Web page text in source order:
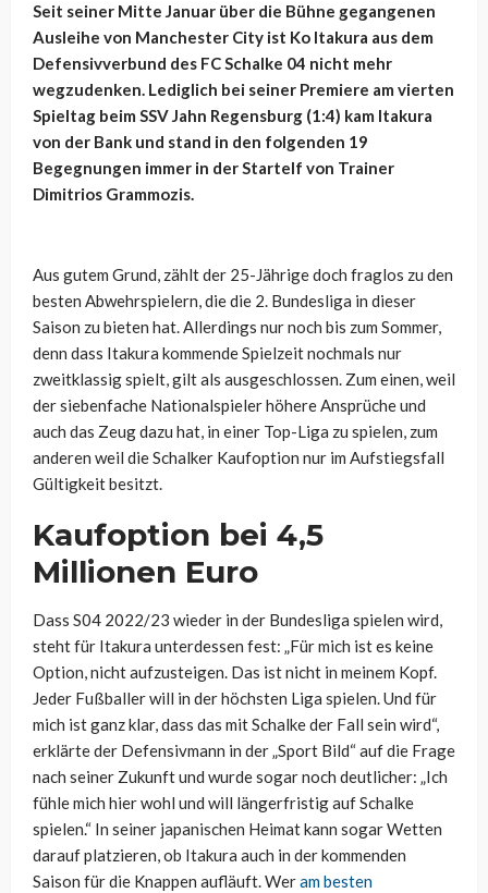
Seit seiner Mitte Januar über die Bühne gegangenen
Ausleihe von Manchester City ist Ko Itakura aus dem
Defensivverbund des FC Schalke 04 nicht mehr
wegzudenken. Lediglich bei seiner Premiere am vierten
Spieltag beim SSV Jahn Regensburg (1:4) kam Itakura
von der Bank und stand in den folgenden 19
Begegnungen immer in der Startelf von Trainer
Dimitrios Grammozis.
Aus gutem Grund, zählt der 25-Jährige doch fraglos zu den
besten Abwehrspielern, die die 2. Bundesliga in dieser
Saison zu bieten hat. Allerdings nur noch bis zum Sommer,
denn dass Itakura kommende Spielzeit nochmals nur
zweitklassig spielt, gilt als ausgeschlossen. Zum einen, weil
der siebenfache Nationalspieler höhere Ansprüche und
auch das Zeug dazu hat, in einer Top-Liga zu spielen, zum
anderen weil die Schalker Kaufoption nur im Aufstiegsfall
Gültigkeit besitzt.
Kaufoption bei 4,5
Millionen Euro
Dass S04 2022/23 wieder in der Bundesliga spielen wird,
steht für Itakura unterdessen fest: „Für mich ist es keine
Option,nicht aufzusteigen. Das istnicht in meinem Kopf.
Jeder Fußballer will in der höchsten Liga spielen. Und für
mich istganz klar, dass das mit Schalke der Fall sein wird“,
erklärte der Defensivmann in der „Sport Bild“ auf die Frage
nach seiner Zukunft und wurde sogar noch deutlicher: „Ich
fühle mich hier wohl und will längerfristig auf Schalke
spielen.“ In seiner japanischen Heimat kann sogar Wetten
darauf platzieren, ob Itakura auch in der kommenden
Saison für die Knappen aufläuft. Weram besten